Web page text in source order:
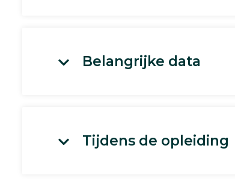
Belangrijke data
Tijdens de opleiding